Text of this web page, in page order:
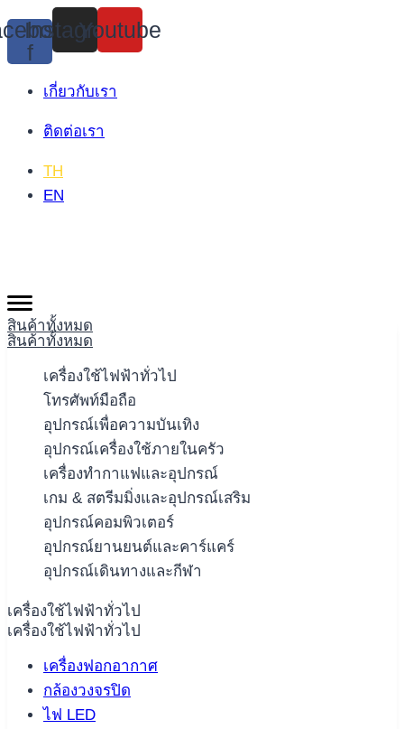
Skip
to
content
f
Instagram
Youtube
เกี่ยวกับเรา
ติดต่อเรา
TH
EN
สินค้าทั้งหมด
สินค้าทั้งหมด
เครื่องใช้ไฟฟ้าทั่วไป
โทรศัพท์มือถือ
อุปกรณ์เพื่อความบันเทิง
อุปกรณ์เครื่องใช้ภายในครัว
เครื่องทำกาแฟและอุปกรณ์
เกม & สตรีมมิ่งและอุปกรณ์เสริม
อุปกรณ์คอมพิวเตอร์
อุปกรณ์ยานยนต์และคาร์แคร์
อุปกรณ์เดินทางและกีฬา
เครื่องใช้ไฟฟ้าทั่วไป
เครื่องใช้ไฟฟ้าทั่วไป
เครื่องฟอกอากาศ
กล้องวงจรปิด
ไฟ LED